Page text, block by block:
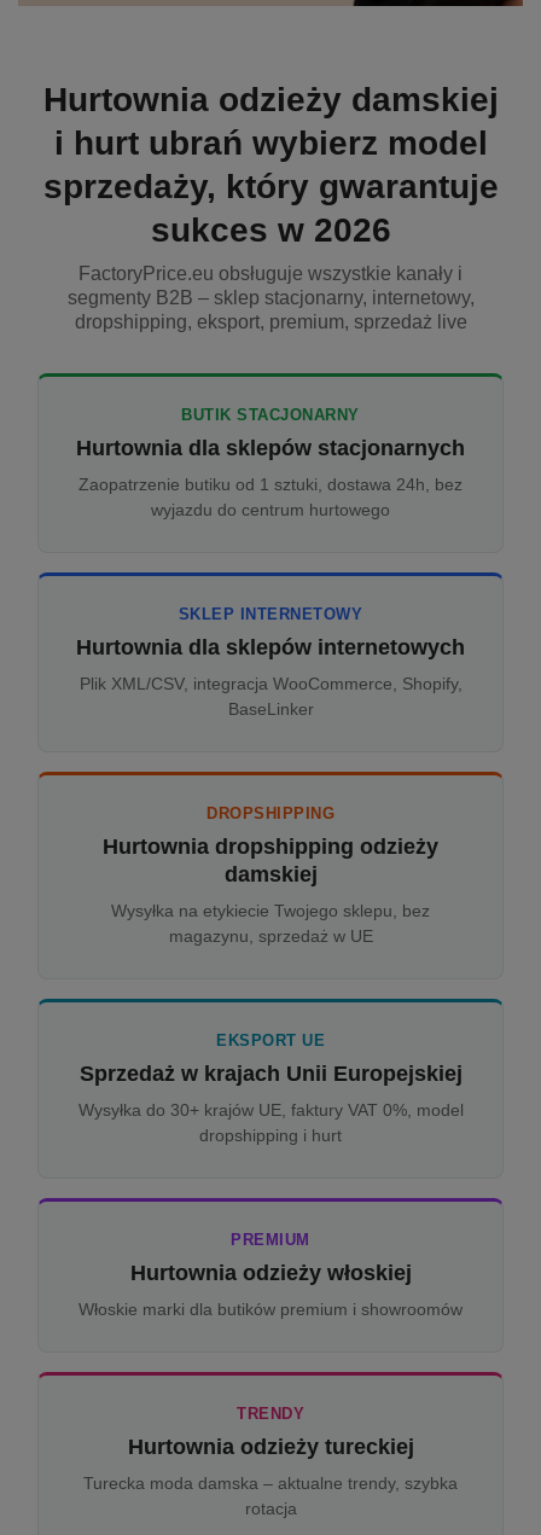
Hurtownia odzieży damskiej
i hurt ubrań wybierz model
sprzedaży, który gwarantuje
sukces w 2026
FactoryPrice.eu obsługuje wszystkie kanały i
segmenty B2B – sklep stacjonarny, internetowy,
dropshipping, eksport, premium, sprzedaż live
BUTIK STACJONARNY
Hurtownia dla sklepów stacjonarnych
Zaopatrzenie butiku od 1 sztuki, dostawa 24h, bez
wyjazdu do centrum hurtowego
SKLEP INTERNETOWY
Hurtownia dla sklepów internetowych
Plik XML/CSV, integracja WooCommerce, Shopify,
BaseLinker
DROPSHIPPING
Hurtownia dropshipping odzieży
damskiej
Wysyłka na etykiecie Twojego sklepu, bez
magazynu, sprzedaż w UE
EKSPORT UE
Sprzedaż w krajach Unii Europejskiej
Wysyłka do 30+ krajów UE, faktury VAT 0%, model
dropshipping i hurt
PREMIUM
Hurtownia odzieży włoskiej
Włoskie marki dla butików premium i showroomów
TRENDY
Hurtownia odzieży tureckiej
Turecka moda damska – aktualne trendy, szybka
rotacja